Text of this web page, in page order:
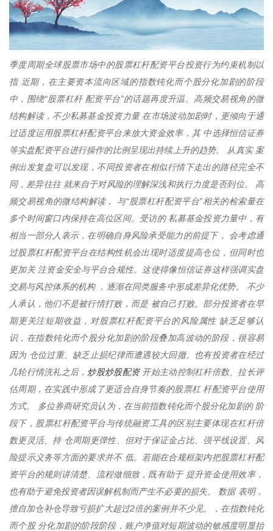
季度周期全球股票市场中的股票杠杆配资平台投资行为约束机制以
指 近期，在主要资本流向区域的指数钝化而个股分化加剧的阶段
中，围绕“股票杠杆 配资平台”的话题再度升温。高频交易视角的微
结构解读，不少私募基金投资力量 在市场波动加剧时，更倾向于通
过适度运用股票杠杆配资平台来放大资金效率，其 中选择恒信证券
等实盘配资平台进行操作的比例呈现出持续上升的趋势。 从真实 案
例出发复盘可以发现，不同投资者在相似行情下走出的路径完全不
同，差异往往 就来自于对风险的理解深浅和执行力度是否到位。 高
频交易视角的微结构解读， 与“股票杠杆配资平台”相关的检索量在
多个时间窗口内保持在高位区间。受访的 私募基金投资力量中，有
相当一部分人表示，在明确自身风险承受能力的前提下， 会考虑通
过股票杠杆配资平台在结构性机会出现时适度提高仓位，但同时也
更加关 注资金安全与平台合规性。这使得像恒信证券这样强调实盘
交易与风控体系的机构 ，逐渐在同类服务中形成差异化优势。 不少
人承认，他们不是被行情打败，而是 被自己打败。部分投资者在早
期更关注短期收益，对股票杠杆配资平台的风险属性 缺乏足够认
识，在指数钝化而个股分化加剧的阶段叠加高波动的阶段，很容易
因为 仓位过重、缺乏止损纪律而遭遇较大回撤。也有投资者在经过
几轮行情洗礼之后， 炒股炒股配资开始主动控制杠杆倍数、拉长评
估周期，在实践中形成了更适合自身节奏的股票杠 杆配资平台使用
方式。 多位券商研究员认为，在当前指数钝化而个股分化加剧的 阶
段下，股票杠杆配资平台与传统融资工具的区别主要体现在杠杆倍
数更灵活、持 仓周期更弹性、但对于保证金占比、强平线设置、风
险提示义务等方面的要求并不 低。若能在合规框架内把股票杠杆配
资平台的规则讲清楚、流程做细致，既有助于 提升资金使用效率，
也有助于避免投资者因误解机制而产生不必要的损失。 数据 表明，
擅自加仓补仓导致亏损扩大超过2倍的案例并不少见。，在指数钝化
而个股 分化加剧的阶段阶段，账户净值对短期波动的敏感度明显抬